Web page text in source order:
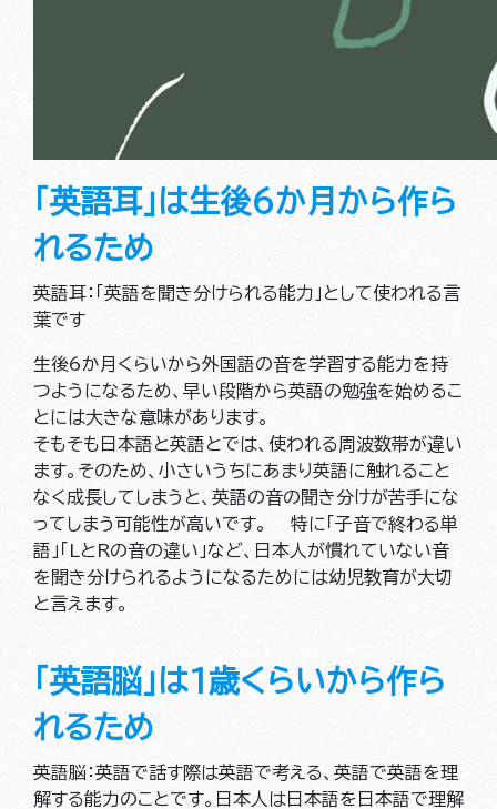
「英語耳」は生後6か月から作ら
れるため
英語耳：「英語を聞き分けられる能力」として使われる言
葉です
生後6か月くらいから外国語の音を学習する能力を持
つようになるため、早い段階から英語の勉強を始めるこ
とには大きな意味があります。
そもそも日本語と英語とでは、使われる周波数帯が違い
ます。そのため、小さいうちにあまり英語に触れること
なく成長してしまうと、英語の音の聞き分けが苦手にな
ってしまう可能性が高いです。 特に「子音で終わる単
語」「LとRの音の違い」など、日本人が慣れていない音
を聞き分けられるようになるためには幼児教育が大切
と言えます。
「英語脳」は1歳くらいから作ら
れるため
英語脳：英語で話す際は英語で考える、英語で英語を理
解する能力のことです。日本人は日本語を日本語で理解